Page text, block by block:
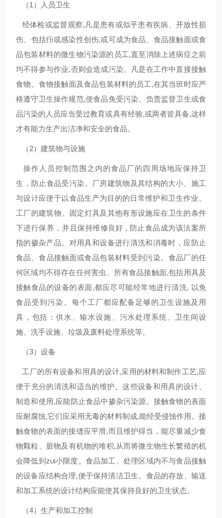
（1）人员卫生
经体检或监督观察,凡是患有或似乎患有疾病、开放性损
伤、包括疖或感染性创伤,或可成为食品、食品接触面或食
品包装材料的微生物污染源的员工,直至消除上述病症之前
均不得参与作业,否则会造成污染。凡是在工作中直接接触
食物、食物接触面及食品包装材料的员工,在其当班时应严
格遵守卫生操作规范,使食品免受污染。负责监督卫生或食
品污染的人员应当受过教育或具有经验,或两者皆具备,这样
才有能力生产出洁净和安全的食品。
（2）建筑物与设施
操作人员控制范围之内的食品厂的四周场地应保持卫
生，防止食品受污染。厂房建筑物及其结构的大小、施工
与设计应便于以食品生产为目的的日常维护和卫生作业。
工厂的建筑物、固定灯具及其他有形设施应在卫生的条件
下进行保养，并且保持维修良好 , 防止食品成为该法案所
指的掺杂产品。对用具和设备进行清洗和消毒时，应防止
食品、食品接触面或食品包装材料受到污染。食品厂的任
何区域均不得存在任何害虫。所有食品接触面,包括用具及
接触食品的设备的表面,都应尽可能经常地进行清洗, 以免
食品受到污染。每个工厂都应配备足够的卫生设施及用
具，包括：供水、输水设施、污水处理系统、卫生间设
施、洗手设施、垃圾及废料处理系统等。
（3）设备
工厂的所有设备和用具的设计,采用的材料和制作工艺,应
便于充分的清洗和适当的维护。这些设备和用具的设计、
制造和使用,应能防止食品中掺杂污染源。接触食物的表面
应耐腐蚀,它们应采用无毒的材料制成,能经受侵蚀作用。接
触食物的表面的接缝应平滑,而且维护得当，能尽量减少食
物颗粒、脏物及有机物的堆积,从而将微生物生长繁殖的机
会降低到zui小限度。食品加工、处理区域内不与食品接触
的设备应结构合理,便于保持清洁卫生。食品的存放、输送
和加工系统的设计结构应能使其保持良好的卫生状态。
（4）生产和加工控制